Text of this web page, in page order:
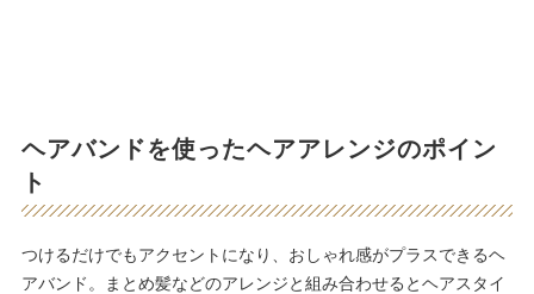
ヘアバンドを使ったヘアアレンジのポイン
ト
つけるだけでもアクセントになり、おしゃれ感がプラスできるヘ
アバンド。まとめ髪などのアレンジと組み合わせるとヘアスタイ